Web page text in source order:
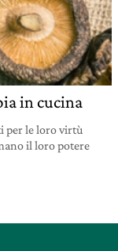
in cucina
per le loro virtù
il loro potere